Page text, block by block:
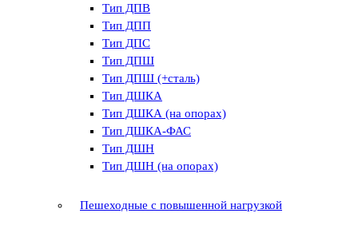
Тип ДПВ
Тип ДПП
Тип ДПС
Тип ДПШ
Тип ДПШ (+сталь)
Тип ДШКА
Тип ДШКА (на опорах)
Тип ДШКА-ФАС
Тип ДШН
Тип ДШН (на опорах)
Пешеходные с повышенной нагрузкой